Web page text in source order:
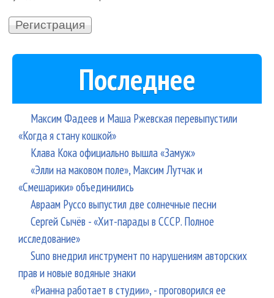
Последнее
Максим Фадеев и Маша Ржевская перевыпустили
«Когда я стану кошкой»
Клава Кока официально вышла «Замуж»
«Элли на маковом поле», Максим Лутчак и
«Смешарики» объединились
Авраам Руссо выпустил две солнечные песни
Сергей Сычёв - «Хит-парады в СССР. Полное
исследование»
Suno внедрил инструмент по нарушениям авторских
прав и новые водяные знаки
«Рианна работает в студии», - проговорился ее